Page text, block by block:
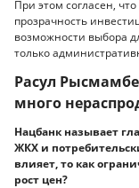
При этом согласен,
прозрачность
возможности выбора
только
Расул
много
Нацбанк называет
ЖКХ и
влияет, то как
рост цен?